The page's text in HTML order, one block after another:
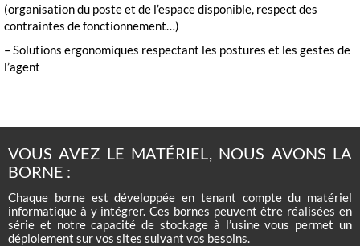
(organisation du poste et de l’espace disponible, respect des
contraintes de fonctionnement…)
– Solutions ergonomiques respectant les postures et les gestes de
l’agent
VOUS AVEZ LE MATÉRIEL, NOUS AVONS LA
BORNE :
Chaque borne est développée en tenant compte du matériel
informatique à y intégrer. Ces bornes peuvent être réalisées en
série et notre capacité de stockage à l’usine vous permet un
déploiement sur vos sites suivant vos besoins.